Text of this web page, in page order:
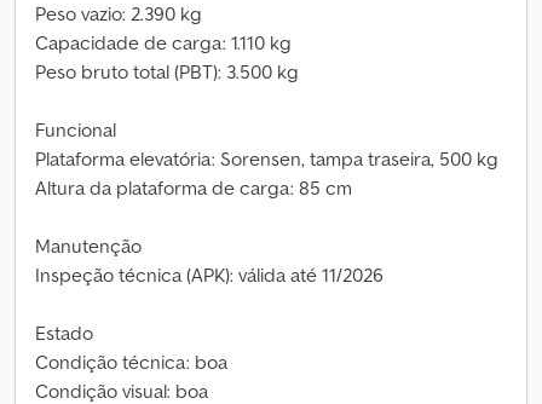
Peso vazio: 2.390 kg
Capacidade de carga: 1.110 kg
Peso bruto total (PBT): 3.500 kg
Funcional
Plataforma elevatória: Sorensen, tampa traseira, 500 kg
Altura da plataforma de carga: 85 cm
Manutenção
Inspeção técnica (APK): válida até 11/2026
Estado
Condição técnica: boa
Condição visual: boa